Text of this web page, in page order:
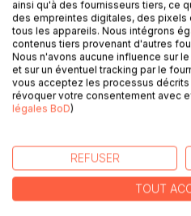
Suzanne, Emma, et jusqu'aux
Restaurer avec amour par
en génération, ce n'est pas
une mémoire, un refuge, un
naissances, les nuits, les jeux,
joies simples et les douleurs
avec la patience des choses
Dans cette chronique intime,
coeur, battant d'une histoire
modeste, le dépositaire d'une
démentie.
ainsi qu'à des fournisseurs tiers, ce
des empreintes digitales, des pixels
tous les appareils. Nous intégrons
contenus tiers provenant d'autres
Nous n'avons aucune influence sur
et sur un éventuel tracking par le
vous acceptez les processus
révoquer votre consentement avec
légales BoD)
REFUSER
TOUT